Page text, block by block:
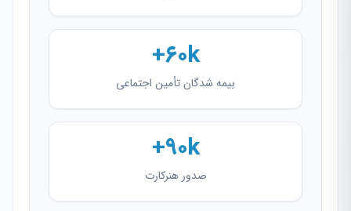
۶۰k+
بیمه شدگان تأمین اجتماعی
۹۰k+
صدور هنرکارت